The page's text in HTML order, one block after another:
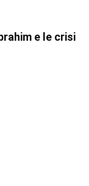
e le crisi